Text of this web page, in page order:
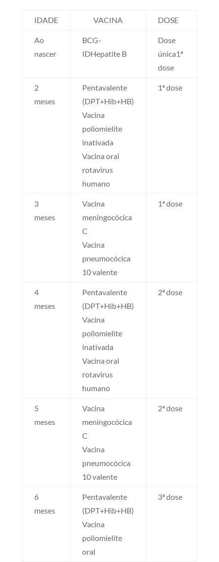
IDADE VACINA DOSE
Ao
nascer
BCG-
IDHepatite B
Dose
única1ª
dose
2
meses
Pentavalente
(DPT+Hib+HB)
Vacina
poliomielite
inativada
Vacina oral
rotavirus
humano
1ª dose
3
meses
Vacina
meningocócica
C
Vacina
pneumocócica
10 valente
1ª dose
4
meses
Pentavalente
(DPT+Hib+HB)
Vacina
poliomielite
inativada
Vacina oral
rotavirus
humano
2ª dose
5
meses
Vacina
meningocócica
C
Vacina
pneumocócica
10 valente
2ª dose
6
meses
Pentavalente
(DPT+Hib+HB)
Vacina
poliomielite
oral
3ª dose